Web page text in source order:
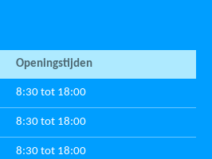
Openingstijden
8:30 tot 18:00
8:30 tot 18:00
8:30 tot 18:00